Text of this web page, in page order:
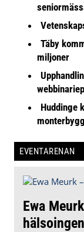
Täby
miljoner
Huddinge
EVENTARENAN
Ewa